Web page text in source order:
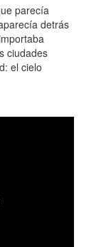
parecía
detrás
ciudades
el cielo